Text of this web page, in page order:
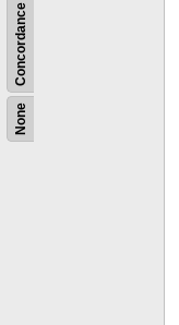
None
Concordance